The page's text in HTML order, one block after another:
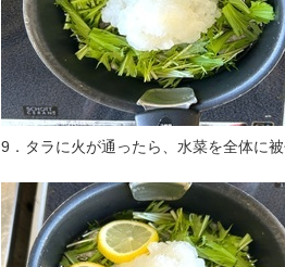
9．タラに火が通ったら、水菜を全体に